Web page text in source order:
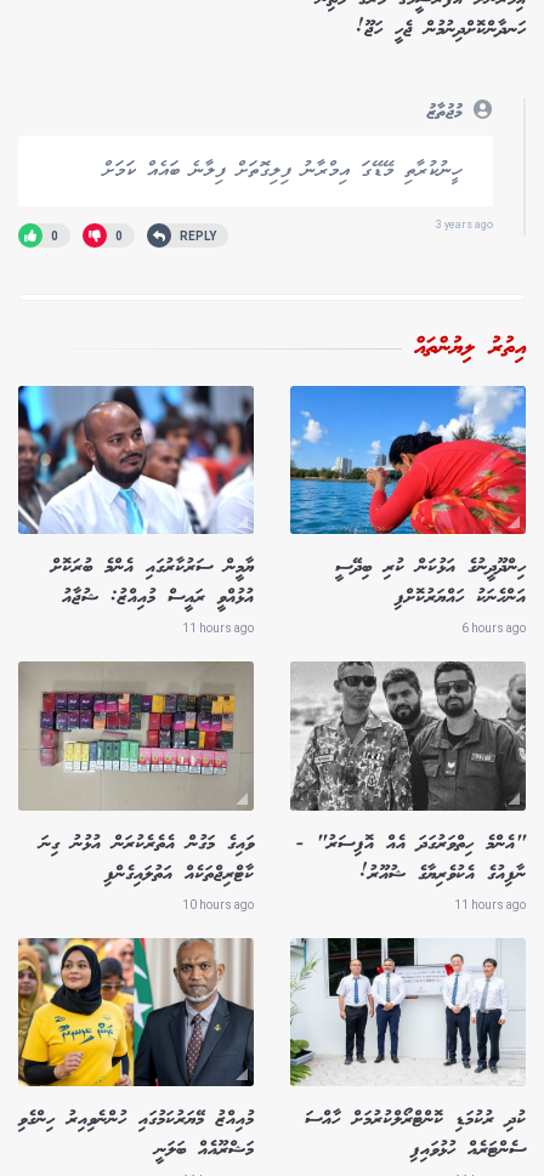
ހަނދާންކޮށްދިނުމުން ޖެހީ ހަޖޫ!
މުޖުތާޒު
ހީނުކުރާތި މޭޑޭގަ އިމްރާނު ފިލިގޮތަށް ފިލާނެ ބައެއް ކަމަށް
0 0 REPLY
3 years ago
އިތުރު ލިޔުންތައް
ހިންދޫދީނުގެ އަޅުކަން ކުރި ބިދޭސީ
އަންހެނަކު ހައްޔަރުކޮށްފި
6 hours ago
ޔާމީން ސަރުކާރުގައި އެންމެ ބުރަކޮށް
އުޅުއްވީ ރައީސް މުއިއްޒު: ޝުޖާއު
11 hours ago
"އެންމެ ހިތްވަރުގަދަ އެއް އޮފިސަރު" -
ނާފިއުގެ އެކުވެރިޔާގެ ޝުއޫރު!
11 hours ago
ވައިގެ މަގުން އެތެރެކުރަން އުޅުނު ގިނަ
ކާޓްރިޖްތަކެއް އަތުލައިގެންފި
10 hours ago
ކުދި ރުކުމަޑި ކޮންޓްރޯލްކުރުމަށް ހާއްސަ
ސެންޓަރެއް ހުޅުވައިފި
މުއިއްޒު މޭޔަރުކަމުގައި ހުންނެވިއިރު ހިންގެވި
މަޝްރޫއެއް ބަލަނީ